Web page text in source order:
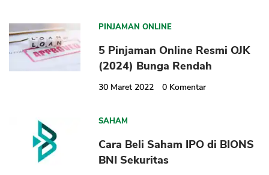
PINJAMAN ONLINE
5 Pinjaman Online Resmi OJK
(2024) Bunga Rendah
30 Maret 2022 0 Komentar
SAHAM
Cara Beli Saham IPO di BIONS
BNI Sekuritas